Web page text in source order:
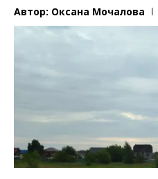
Автор: Оксана Мочалова